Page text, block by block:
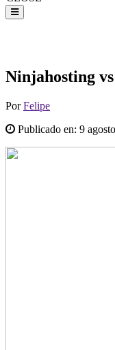
Ninjahosting
PorFelipe
Publicado en: 9